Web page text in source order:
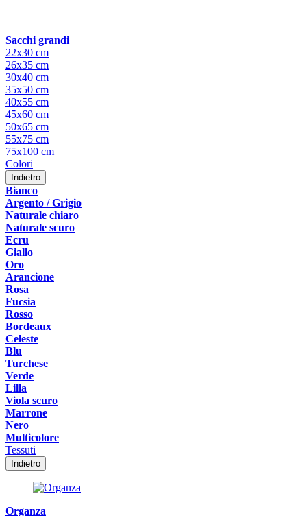
Sacchi grandi
22x30 cm
26x35 cm
30x40 cm
35x50 cm
40x55 cm
45x60 cm
50x65 cm
55x75 cm
75x100 cm
Colori
Indietro
Bianco
Argento / Grigio
Naturale chiaro
Naturale scuro
Ecru
Giallo
Oro
Arancione
Rosa
Fucsia
Rosso
Bordeaux
Celeste
Blu
Turchese
Verde
Lilla
Viola scuro
Marrone
Nero
Multicolore
Tessuti
Indietro
Organza